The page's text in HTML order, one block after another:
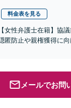
料金表を見る
女性弁護士在籍】協
匿防止や親権獲得に
メールでお問